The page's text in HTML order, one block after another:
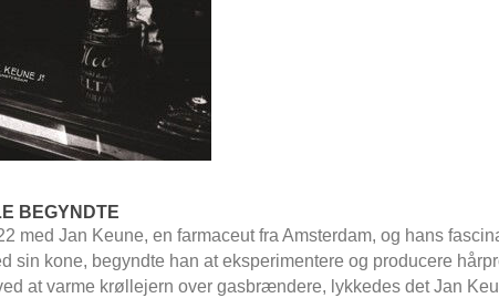
BEGYNDTE
med Jan Keune, en farmaceut fra Amsterdam, og hans
sin kone, begyndte han at eksperimentere og producere
at varme krøllejern over gasbrændere, lykkedes det Jan